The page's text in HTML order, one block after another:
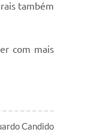
também
com mais
Candido